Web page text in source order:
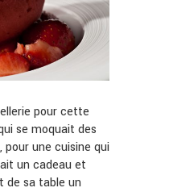
pour cette
se moquait des
une cuisine qui
un cadeau et
de sa table un